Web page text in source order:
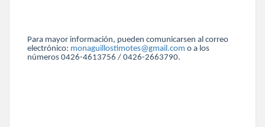
Para mayor información, pueden comunicarsen al correo
electrónico: monaguillostimotes@gmail.com o a los
números 0426-4613756 / 0426-2663790.